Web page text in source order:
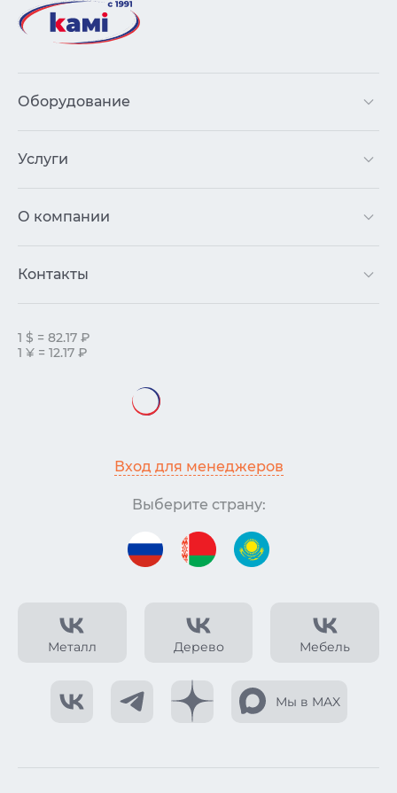
Металл Дерево Мебель
Мы в MAX
Оборудование
Услуги
О компании
Контакты
1 $ = 82.17 ₽
1 ¥ = 12.17 ₽
Вход для менеджеров
Выберите страну: